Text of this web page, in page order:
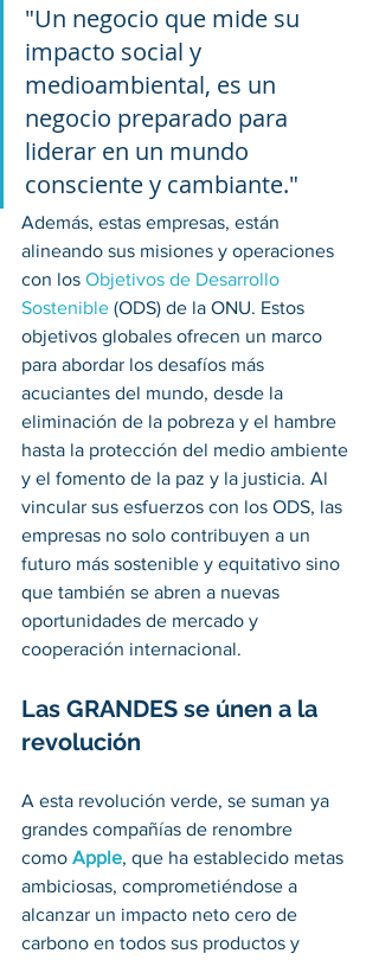
"Un negocio que mide su
impacto social y
medioambiental, es un
negocio preparado para
liderar en un mundo
consciente y cambiante."
Además, estas empresas, están
alineando sus misiones y operaciones
con los Objetivos de Desarrollo
Sostenible (ODS) de la ONU. Estos
objetivos globales ofrecen un marco
para abordar los desafíos más
acuciantes del mundo, desde la
eliminación de la pobreza y el hambre
hasta la protección del medio ambiente
y el fomento de la paz y la justicia. Al
vincular sus esfuerzos con los ODS, las
empresas no solo contribuyen a un
futuro más sostenible y equitativo sino
que también se abren a nuevas
oportunidades de mercado y
cooperación internacional.
Las GRANDES se únen a la
revolución
A esta revolución verde, se suman ya
grandes compañías de renombre
como Apple, que ha establecido metas
ambiciosas, comprometiéndose a
alcanzar un impacto neto cero de
carbono en todos sus productos y